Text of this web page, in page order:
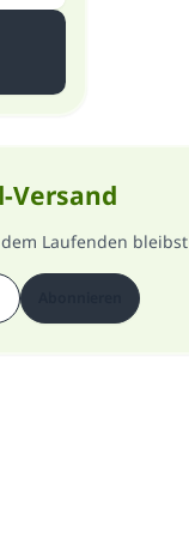
Versand
Laufenden bleibst